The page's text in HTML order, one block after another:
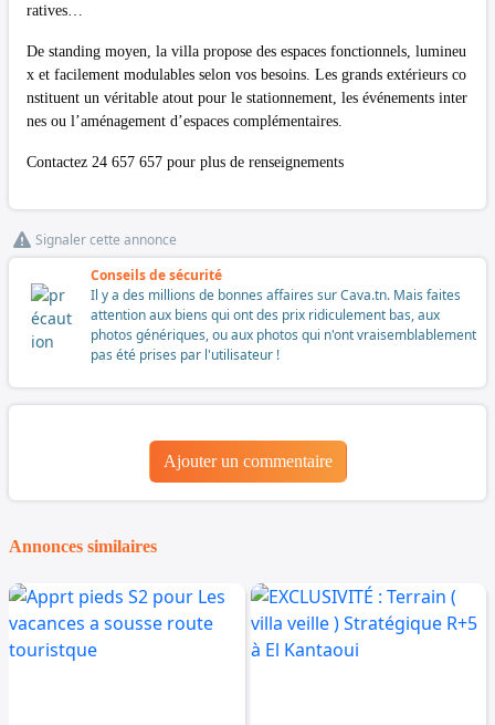
ratives…
De standing moyen, la villa propose des espaces fonctionnels, lumineu
x et facilement modulables selon vos besoins. Les grands extérieurs co
nstituent un véritable atout pour le stationnement, les événements inter
nes ou l’aménagement d’espaces complémentaires.
Contactez 24 657 657 pour plus de renseignements
Signaler cette annonce
Conseils de sécurité
Il y a des millions de bonnes affaires sur Cava.tn. Mais faites
attention aux biens qui ont des prix ridiculement bas, aux
photos génériques, ou aux photos qui n'ont vraisemblablement
pas été prises par l'utilisateur !
Ajouter un commentaire
Annonces similaires